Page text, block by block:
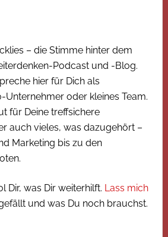
– die Stimme hinter dem
Podcast und -Blog.
hier für Dich als
Unternehmer oder kleines Team.
für Deine treffsichere
auch vieles, was dazugehört –
Marketing bis zu den
Dir, was Dir weiterhilft. Lass mich
und was Du noch brauchst.